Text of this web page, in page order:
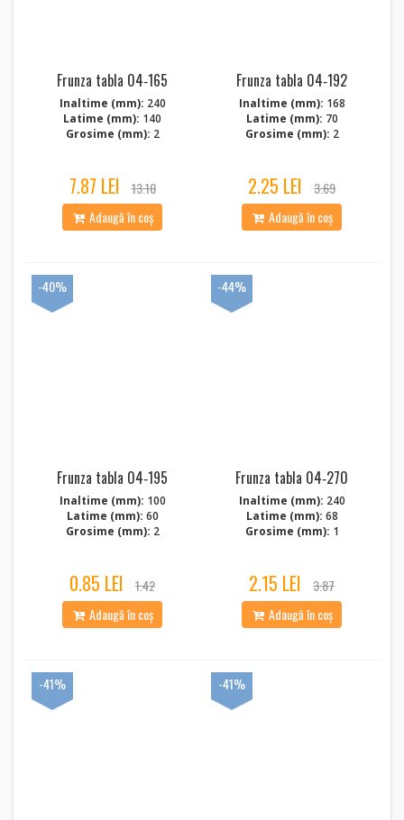
Frunza tabla 04‑165
Inaltime (mm): 240
Latime (mm): 140
Grosime (mm): 2
7.87 LEI
13.10
Adaugă în coș
Frunza tabla 04‑192
Inaltime (mm): 168
Latime (mm): 70
Grosime (mm): 2
2.25 LEI
3.69
Adaugă în coș
Frunza tabla 04‑195
Inaltime (mm): 100
Latime (mm): 60
Grosime (mm): 2
0.85 LEI 1.42
-40%
Adaugă în coș
Frunza tabla 04‑270
Inaltime (mm): 240
Latime (mm): 68
Grosime (mm): 1
2.15 LEI 3.87
-44%
Adaugă în coș
-41% -41%